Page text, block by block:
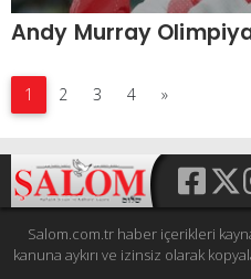
Andy Murray
1 2 3 4 »
Salom.com.tr haber içerikleri
kanuna aykırı ve izinsiz olarak